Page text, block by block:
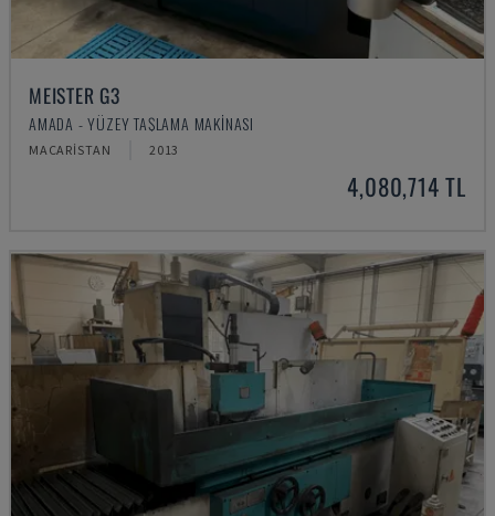
MEISTER G3
AMADA - YÜZEY TAŞLAMA MAKINASI
MACARISTAN 2013
4,080,714 TL